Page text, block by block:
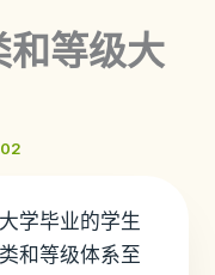
和等级大
学毕业的学生
和等级体系至